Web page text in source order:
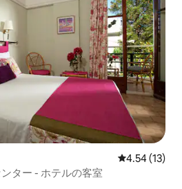
レビュー13
4.54 (13)
ター - ホテルの客室